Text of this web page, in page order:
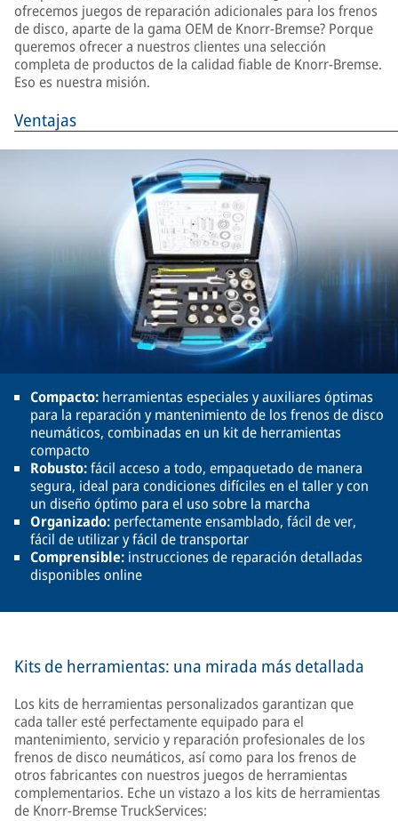
ofrecemos juegos de reparación adicionales para los frenos
de disco, aparte de la gama OEM de Knorr-Bremse? Porque
queremos ofrecer a nuestros clientes una selección
completa de productos de la calidad fiable de Knorr-Bremse.
Eso es nuestra misión.
Ventajas
Compacto: herramientas especiales y auxiliares óptimas
para la reparación y mantenimiento de los frenos de disco
neumáticos, combinadas en un kit de herramientas
compacto
Robusto:fácil acceso a todo, empaquetado de manera
segura, ideal para condiciones difíciles en el taller y con
un diseño óptimo para el uso sobre la marcha
Organizado: perfectamente ensamblado, fácil de ver,
fácil de utilizar y fácil de transportar
Comprensible: instrucciones de reparación detalladas
disponibles online
Kits de herramientas: una mirada más detallada
Los kits de herramientas personalizados garantizan que
cada taller esté perfectamente equipado para el
mantenimiento, servicio y reparación profesionales de los
frenos de disco neumáticos, así como para los frenos de
otros fabricantes con nuestros juegos de herramientas
complementarios. Eche un vistazo a los kits de herramientas
de Knorr-Bremse TruckServices: